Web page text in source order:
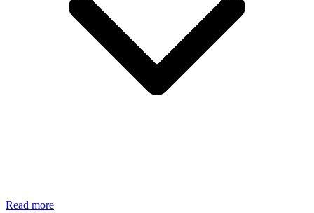
Read more